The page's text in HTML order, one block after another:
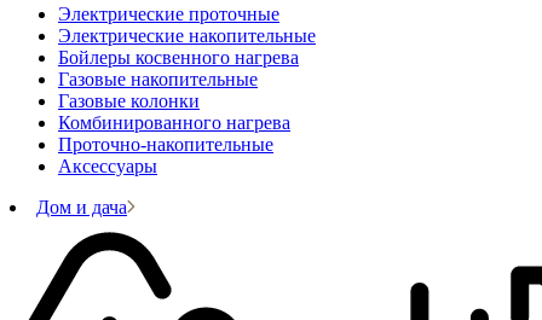
Электрические проточные
Электрические накопительные
Бойлеры косвенного нагрева
Газовые накопительные
Газовые колонки
Комбинированного нагрева
Проточно-накопительные
Аксессуары
Дом и дача